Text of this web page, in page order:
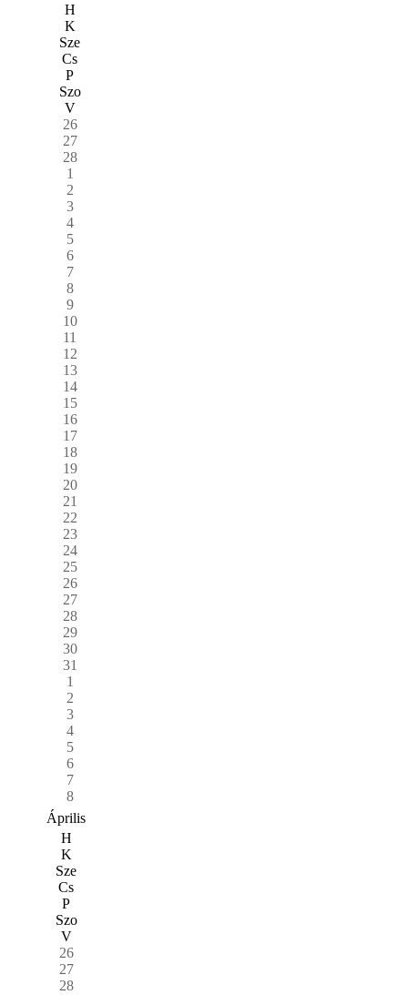
H
K
Sze
Cs
P
Szo
V
26
27
28
1
2
3
4
5
6
7
8
9
10
11
12
13
14
15
16
17
18
19
20
21
22
23
24
25
26
27
28
29
30
31
1
2
3
4
5
6
7
8
Április
H
K
Sze
Cs
P
Szo
V
26
27
28